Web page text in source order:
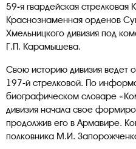
59-я гвардейская стрелковая
Краснознаменная орденов
Хмельницкого дивизия под
Г.П. Карамышева.
Свою историю дивизия ведет
197-й стрелковой. По
биографическом словаре
дивизия начала свое
продолжив его в Армавире.
полковника М.И.